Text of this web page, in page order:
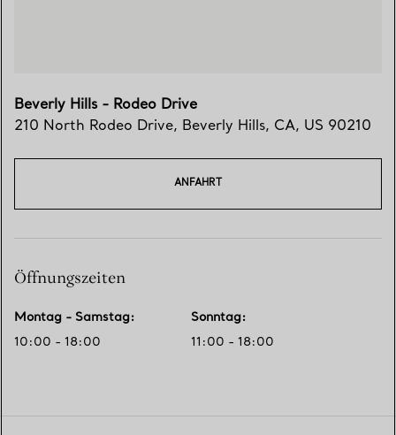
Beverly Hills - Rodeo Drive
210 North Rodeo Drive, Beverly Hills, CA, US 90210
ANFAHRT
Öffnungszeiten
Montag - Samstag:
10:00 - 18:00
Sonntag:
11:00 - 18:00